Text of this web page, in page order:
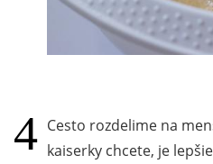
Cesto rozdelime na
kaiserky chcete, je